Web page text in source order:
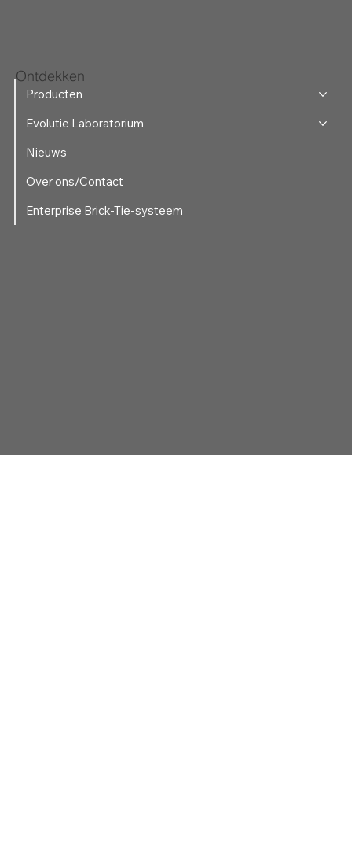
Ontdekken
Producten
Evolutie Laboratorium
Nieuws
Over ons/Contact
Enterprise Brick-Tie-systeem